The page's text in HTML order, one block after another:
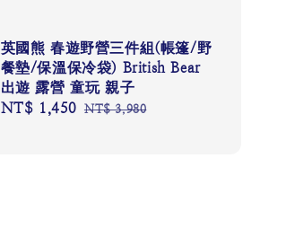
英國熊 春遊野營三件組(帳篷/野
餐墊/保溫保冷袋) British Bear
出遊 露營 童玩 親子
Sale
NT$ 1,450 Regular
NT$ 3,980